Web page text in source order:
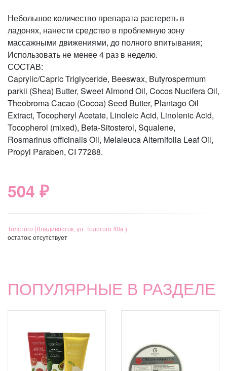
Небольшое количество препарата растереть в
ладонях, нанести средство в проблемную зону
массажными движениями, до полного впитывания;
Использовать не менее 4 раз в неделю.
СОСТАВ:
Caprylic/Сapric Triglyceride, Beeswax, Butyrospermum
parkii (Shea) Butter, Sweet Almond Oil, Cocos Nucifera Oil,
Theobroma Cacao (Cocoa) Seed Butter, Plantago Oil
Extract, Tocopheryl Acetate, Linoleic Acid, Linolenic Acid,
Tocopherol (mixed), Beta-Sitosterol, Squalene,
Rosmarinus officinalis Oil, Melaleuca Alternifolia Leaf Oil,
Propyl Paraben, CI 77288.
504 ₽
Толстого (Владивосток, ул. Толстого 40а )
остаток:отсутствует
ПОПУЛЯРНЫЕ В РАЗДЕЛЕ